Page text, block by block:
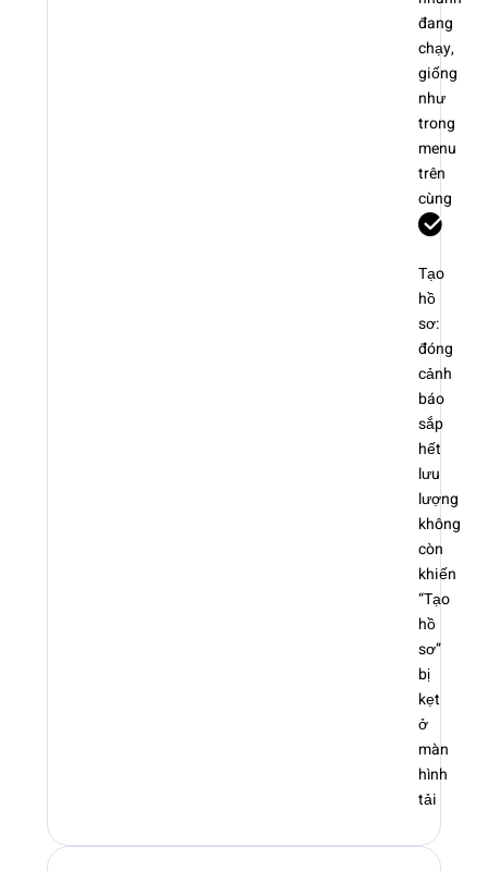
đang
chạy,
giống
như
trong
menu
trên
cùng
Tạo
hồ
sơ:
đóng
cảnh
báo
sắp
hết
lưu
lượng
không
còn
khiến
“Tạo
hồ
sơ”
bị
kẹt
ở
màn
hình
tải